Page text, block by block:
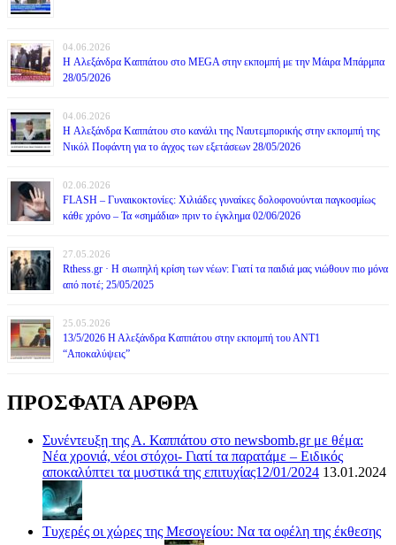
04.06.2026
H Αλεξάνδρα Καππάτου στο MEGA στην εκπομπή με την Μάιρα Mπάρμπα
28/05/2026
04.06.2026
H Αλεξάνδρα Καππάτου στο κανάλι της Ναυτεμπορικής στην εκπομπή της
Νικόλ Ποφάντη για το άγχος των εξετάσεων 28/05/2026
02.06.2026
FLASH – Γυναικοκτονίες: Χιλιάδες γυναίκες δολοφονούνται παγκοσμίως
κάθε χρόνο – Τα «σημάδια» πριν το έγκλημα 02/06/2026
27.05.2026
Rthess.gr · Η σιωπηλή κρίση των νέων: Γιατί τα παιδιά μας νιώθουν πιο μόνα
από ποτέ; 25/05/2025
25.05.2026
13/5/2026 Η Αλεξάνδρα Καππάτου στην εκπομπή του ΑΝΤ1
“Αποκαλύψεις”
ΠΡΟΣΦΑΤΑ ΑΡΘΡΑ
Συνέντευξη της Α. Καππάτου στο newsbomb.gr με θέμα:
Νέα χρονιά, νέοι στόχοι- Γιατί τα παρατάμε – Ειδικός
αποκαλύπτει τα μυστικά της επιτυχίας12/01/2024 13.01.2024
Τυχερές οι χώρες της Μεσογείου: Να τα οφέλη της έκθεσης